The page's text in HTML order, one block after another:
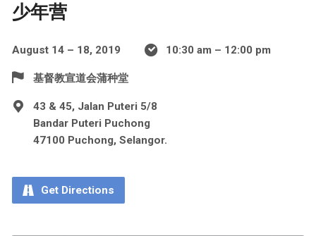
少年营
August 14 – 18, 2019 10:30 am – 12:00 pm
基督教宣道会蒲种堂
43 & 45, Jalan Puteri 5/8
Bandar Puteri Puchong
47100 Puchong, Selangor.
Get Directions